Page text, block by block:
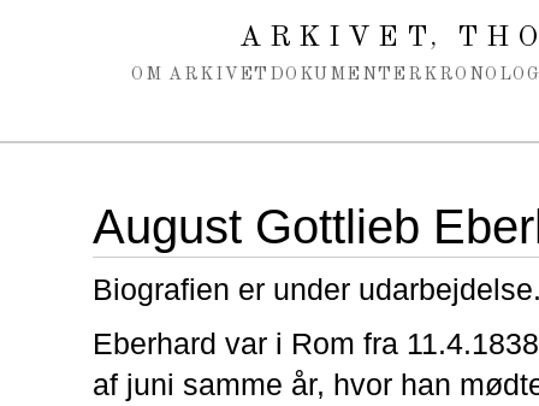
ARKIVET,
OM ARKIVET DOKUMENTER
August Gottlieb
Biografien er under
Eberhard var i Rom fra
af juni samme år, hvor han